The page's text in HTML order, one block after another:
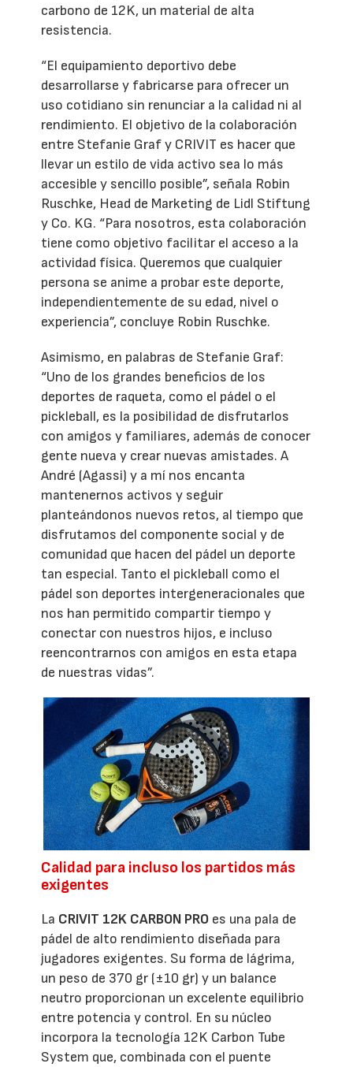
carbono de 12K, un material de alta
resistencia.
“El equipamiento deportivo debe
desarrollarse y fabricarse para ofrecer un
uso cotidiano sin renunciar a la calidad ni al
rendimiento. El objetivo de la colaboración
entre Stefanie Graf y CRIVIT es hacer que
llevar un estilo de vida activo sea lo más
accesible y sencillo posible”, señala Robin
Ruschke, Head de Marketing de Lidl Stiftung
y Co. KG. “Para nosotros, esta colaboración
tiene como objetivo facilitar el acceso a la
actividad física. Queremos que cualquier
persona se anime a probar este deporte,
independientemente de su edad, nivel o
experiencia”, concluye Robin Ruschke.
Asimismo, en palabras de Stefanie Graf:
“Uno de los grandes beneficios de los
deportes de raqueta, como el pádel o el
pickleball, es la posibilidad de disfrutarlos
con amigos y familiares, además de conocer
gente nueva y crear nuevas amistades. A
André (Agassi) y a mí nos encanta
mantenernos activos y seguir
planteándonos nuevos retos, al tiempo que
disfrutamos del componente social y de
comunidad que hacen del pádel un deporte
tan especial. Tanto el pickleball como el
pádel son deportes intergeneracionales que
nos han permitido compartir tiempo y
conectar con nuestros hijos, e incluso
reencontrarnos con amigos en esta etapa
de nuestras vidas”.
Calidad para incluso los partidos más
exigentes
La CRIVIT 12K CARBON PRO es una pala de
pádel de alto rendimiento diseñada para
jugadores exigentes. Su forma de lágrima,
un peso de 370 gr (±10 gr) y un balance
neutro proporcionan un excelente equilibrio
entre potencia y control. En su núcleo
incorpora la tecnología 12K Carbon Tube
System que, combinada con el puente